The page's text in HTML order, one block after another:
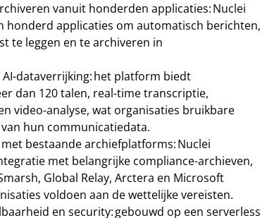
vanuit honderden applicaties: Nuclei
honderd applicaties om automatisch berichten,
te leggen en te archiveren in
dataverrijking: het platform biedt
dan 120 talen, real-time transcriptie,
video-analyse, wat organisaties bruikbare
hun communicatiedata.
bestaande archiefplatforms: Nuclei
met belangrijke compliance-archieven,
Global Relay, Arctera en Microsoft
voldoen aan de wettelijke vereisten.
en security: gebouwd op een serverless